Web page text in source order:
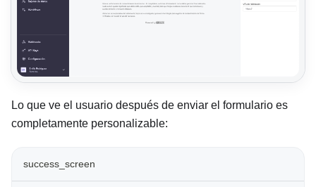
Lo que ve el usuario después de enviar el formulario es
completamente personalizable:
success_screen